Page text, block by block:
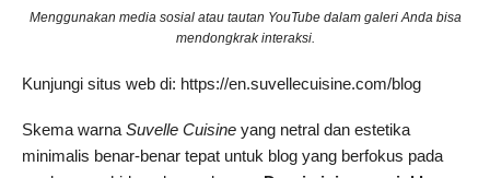
Menggunakan media sosial atau tautan YouTube dalam galeri Anda bisa
mendongkrak interaksi.
Kunjungi situs web di: https://en.suvellecuisine.com/blog
Skema warna Suvelle Cuisine yang netral dan estetika
minimalis benar-benar tepat untuk blog yang berfokus pada